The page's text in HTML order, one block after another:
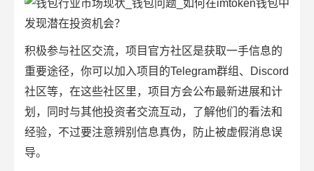
积极参与社区交流，项目官方社区是获取一手信息的
重要途径，你可以加入项目的Telegram群组、Discord
社区等，在这些社区里，项目方会公布最新进展和计
划，同时与其他投资者交流互动，了解他们的看法和
经验，不过要注意辨别信息真伪，防止被虚假消息误
导。